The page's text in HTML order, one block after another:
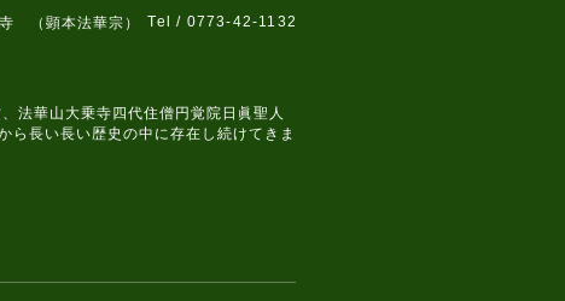
（顕本法華宗） Tel / 0773-42-1132
華山大乗寺四代住僧円覚院日眞聖人
ら長い長い歴史の中に存在し続けてきま